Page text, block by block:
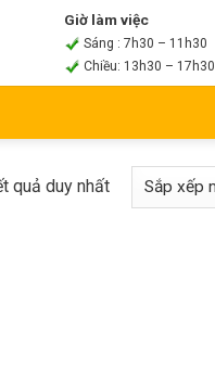
Giờ làm việc
Sáng : 7h30 – 11h30
Chiều: 13h30 – 17h30
quả duy nhất